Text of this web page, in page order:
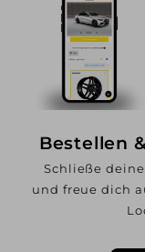
Bestellen
Schließe
und freue dich